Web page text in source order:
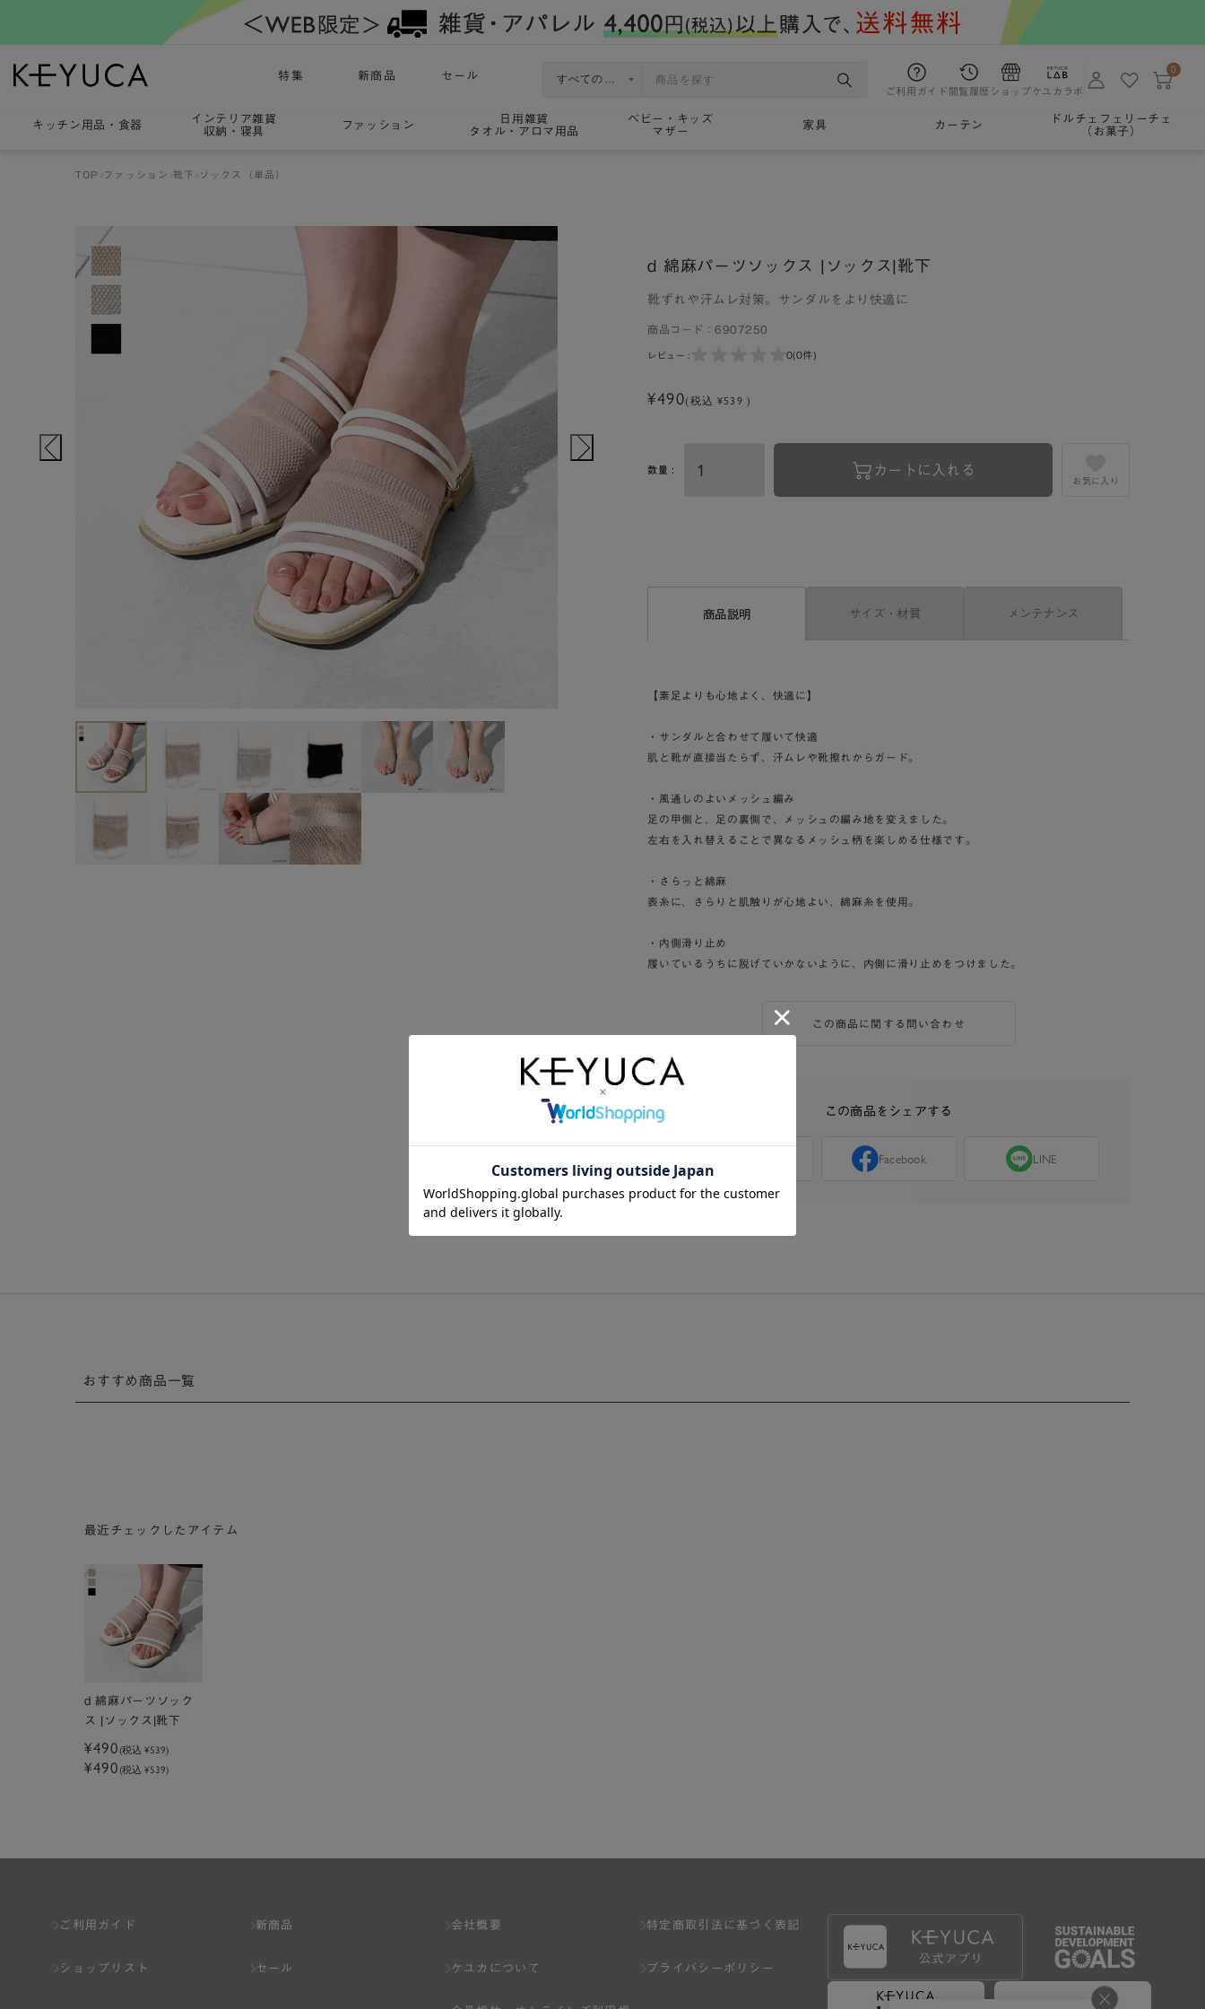
特集 新商品 セール
ご利用ガイド 閲覧履歴 ショップケユカラボ
0
キッチン用品 ・ 食器
インテリア雑貨
収納・寝具
ファッション
日用雑貨
タオル・アロマ用品
ベビー・キッズ
マザー
家具 カーテン
ドルチェフェリーチェ
（お菓子）
TOP ファッション 靴下 ソックス（単品）
d 綿麻パーツソックス |ソックス|靴下
靴ずれや汗ムレ対策。サンダルをより快適に
商品コード：6907250
レビュー : 0(0件)
¥490(税込 ¥539 )
数量 : カートに入れる
お気に入り
商品説明 サイズ・材質 メンテナンス
【素足よりも心地よく、快適に】
・サンダルと合わせて履いて快適
肌と靴が直接当たらず、汗ムレや靴擦れからガード。
・風通しのよいメッシュ編み
足の甲側と、足の裏側で、メッシュの編み地を変えました。
左右を入れ替えることで異なるメッシュ柄を楽しめる仕様です。
・さらっと綿麻
表糸に、さらりと肌触りが心地よい、綿麻糸を使用。
・内側滑り止め
履いているうちに脱げていかないように、内側に滑り止めをつけました。
この商品に関する問い合わせ
この商品をシェアする
Facebook LINE
おすすめ商品一覧
最近チェックしたアイテム
d 綿麻パーツソック
ス |ソックス|靴下
¥490 (税込 ¥539)
¥490 (税込 ¥539)
ご利用ガイド
ショップリスト
新商品
セール
会社概要
ケユカについて
特定商取引法に基づく表記
プライバシーポリシー